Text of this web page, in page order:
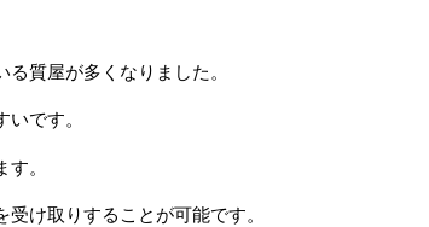
質屋が多くなりました。
です。
。
け取りすることが可能です。